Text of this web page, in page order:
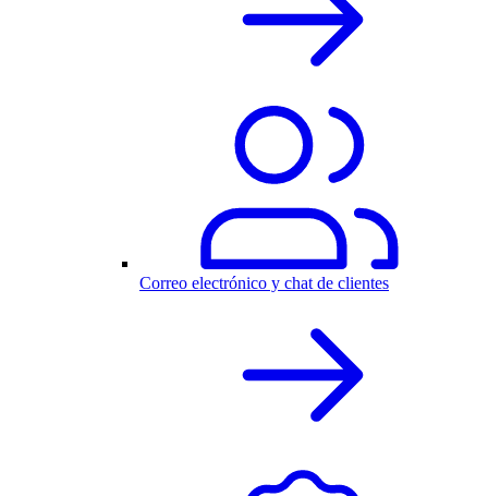
Correo electrónico y chat de clientes